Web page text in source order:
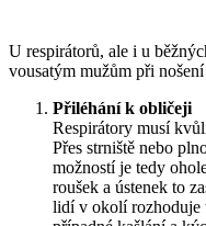
U respirátorů, ale i u
vousatým mužům při
Přiléhání k obličeji
Respirátory musí
Přes strniště nebo
možností je tedy
roušek a ústenek to
lidí v okolí rozhoduje